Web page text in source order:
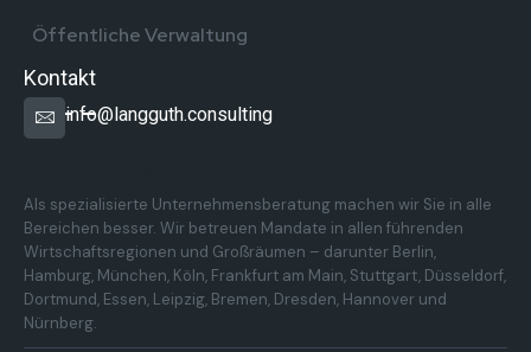
Öffentliche Verwaltung
Kontakt
info@langguth.consulting
Als spezialisierte Unternehmensberatung machen wir Sie in alle
Bereichen besser. Wir betreuen Mandate in allen führenden
Wirtschaftsregionen und Großräumen – darunter Berlin,
Hamburg, München, Köln, Frankfurt am Main, Stuttgart, Düsseldorf,
Dortmund, Essen, Leipzig, Bremen, Dresden, Hannover und
Nürnberg.